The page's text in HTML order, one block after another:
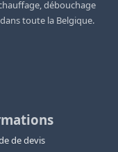
débouchage
toute la Belgique.
de devis